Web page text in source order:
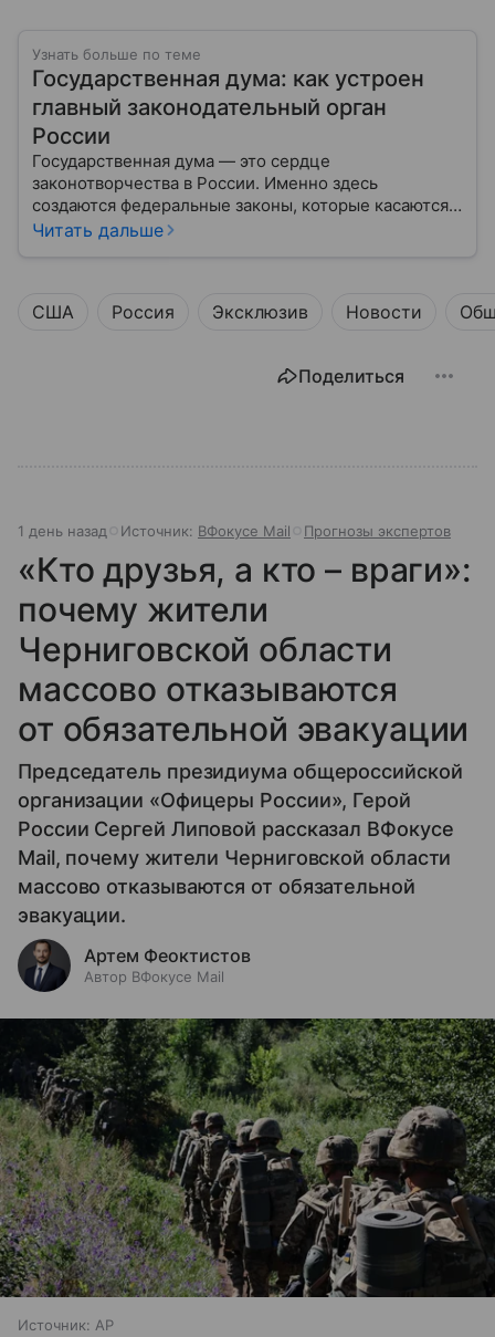
Узнать больше по теме
Государственная дума: как устроен
главный законодательный орган
России
Государственная дума — это сердце
законотворчества в России. Именно здесь
создаются федеральные законы, которые касаются
жизни каждого гражданина: от образования и
Читать дальше
США Россия Эксклюзив Новости
Поделиться
1 день назад Источник: ВФокусе Mail Прогнозы экспертов
«Кто друзья, а кто – враги»:
почему жители
Черниговской области
массово отказываются
от обязательной эвакуации
Председатель президиума общероссийской
организации «Офицеры России», Герой
России Сергей Липовой рассказал ВФокусе
Mail, почему жители Черниговской области
массово отказываются от обязательной
эвакуации.
Артем Феоктистов
Автор ВФокусе Mail
Источник: AP